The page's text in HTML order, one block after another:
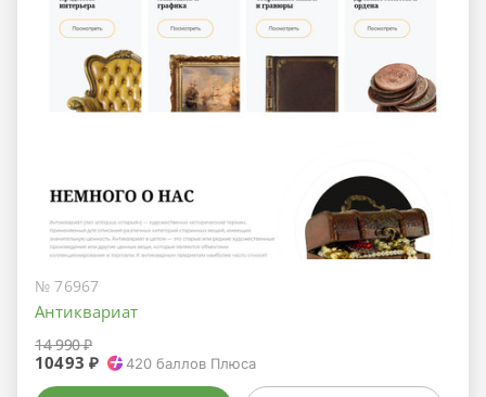
№ 76967
Антиквариат
14 990 ₽
10493 ₽ 420 баллов Плюса